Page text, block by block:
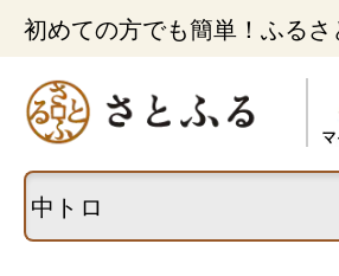
初めての方でも簡単！ふるさ